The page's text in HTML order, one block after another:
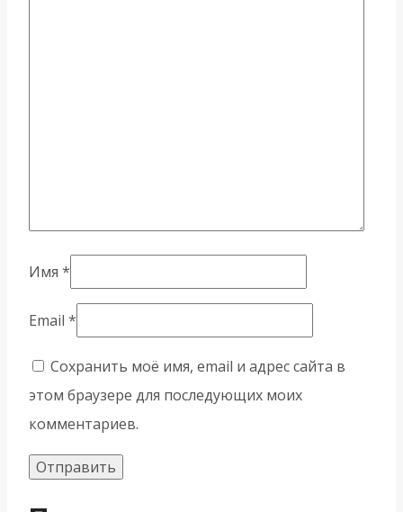
Имя *
Email *
Сохранить моё имя, email и адрес сайта в
этом браузере для последующих моих
комментариев.